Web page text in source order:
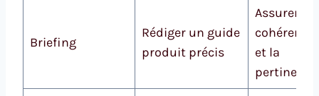
Briefing
Rédiger un guide
produit précis
Assurer la
cohérence
et la
pertinence